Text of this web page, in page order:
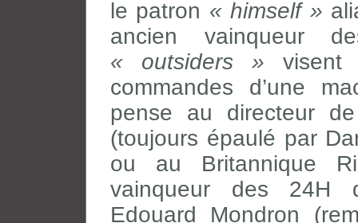
le patron « himself »
ancien vainqueur
« outsiders » visent
commandes d’une
pense au directeur
(toujours épaulé par
ou au Britannique
vainqueur des 24H
Edouard Mondron